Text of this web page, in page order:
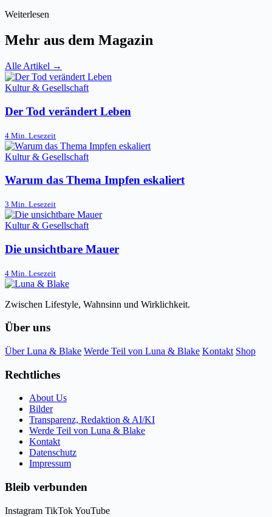
Weiterlesen
Mehr aus dem Magazin
Alle Artikel →
Kultur & Gesellschaft
Der Tod verändert Leben
4 Min. Lesezeit
Kultur & Gesellschaft
Warum das Thema Impfen eskaliert
3 Min. Lesezeit
Kultur & Gesellschaft
Die unsichtbare Mauer
4 Min. Lesezeit
Zwischen Lifestyle, Wahnsinn und Wirklichkeit.
Über uns
Über Luna & Blake Werde Teil von Luna & Blake Kontakt Shop
Rechtliches
About Us
Bilder
Transparenz, Redaktion & AI/KI
Werde Teil von Luna & Blake
Kontakt
Datenschutz
Impressum
Bleib verbunden
Instagram TikTokYouTube